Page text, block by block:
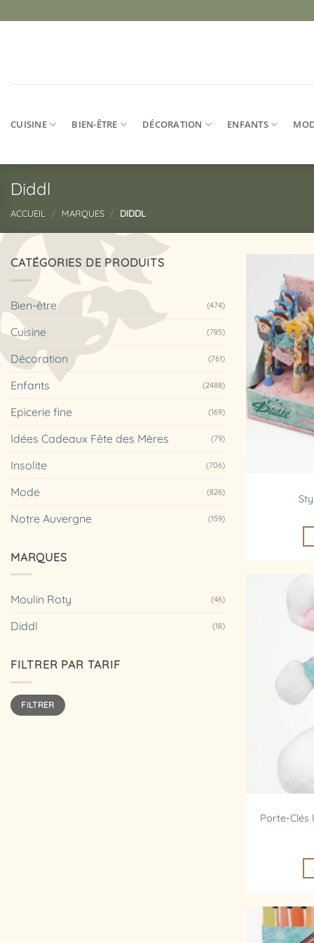
au
CUISINE BIEN-ÊTRE DÉCORATION ENFANTS
Diddl
ACCUEIL / MARQUES / DIDDL
CATÉGORIES DE PRODUITS
Bien-être (474)
Cuisine (785)
Décoration (761)
Enfants (2488)
Epicerie fine (169)
Idées Cadeaux Fête des Mères (79)
Insolite (706)
Mode (826)
Notre Auvergne (159)
MARQUES
Moulin Roty (46)
Diddl (18)
FILTRER PAR TARIF
Prix
min
Prix
maxFILTRER
Porte-Clés